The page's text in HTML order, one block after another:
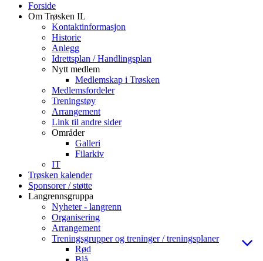
Forside
Om Trøsken IL
Kontaktinformasjon
Historie
Anlegg
Idrettsplan / Handlingsplan
Nytt medlem
Medlemskap i Trøsken
Medlemsfordeler
Treningstøy
Arrangement
Link til andre sider
Områder
Galleri
Filarkiv
IT
Trøsken kalender
Sponsorer / støtte
Langrennsgruppa
Nyheter - langrenn
Organisering
Arrangement
Treningsgrupper og treninger / treningsplaner
Rød